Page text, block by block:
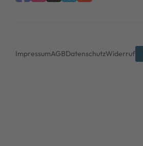
ImpressumAGBDatenschutzWiderruf